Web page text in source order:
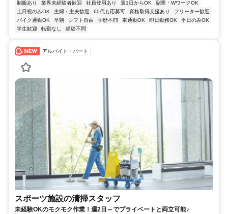
制服あり 業界未経験者歓迎 社員登用あり 週1日からOK
副業・WワークOK
土日祝のみOK
主婦・主夫歓迎 60代も応募可 資格取得支援あり
フリーター歓迎
バイク通勤OK
早朝 シフト自由 学歴不問 車通勤OK 即日勤務OK
平日のみOK
学生歓迎
転勤なし 経験不問
アルバイト・パート
スポーツ施設の清掃スタッフ
未経験OKのモクモク作業！週2日～でプライベートと両立可能♪